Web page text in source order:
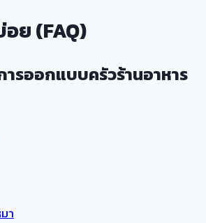
ย (FAQ)
ารออกแบบครัวร้านอาหาร
า